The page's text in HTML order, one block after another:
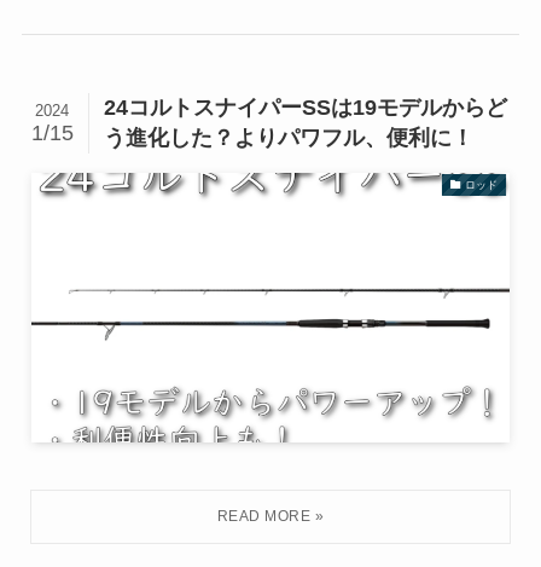
24コルトスナイパーSSは19モデルからど
う進化した？よりパワフル、便利に！
2024
1/15
ロッド